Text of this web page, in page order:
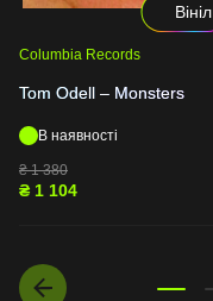
Вініл
Columbia Records
Tom Odell – Monsters
В наявності
₴1 380
₴ 1 104